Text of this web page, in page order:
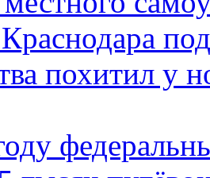
похитил у